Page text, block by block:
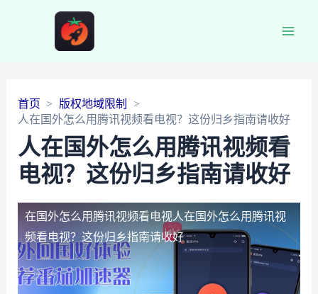
首页
版权地域限制
人在国外怎么用腾讯视频看电视？这份归乡指南请收好
人在国外怎么用腾讯视频看
电视？这份归乡指南请收好
在国外怎么用腾讯视频看电视人在国外怎么用腾讯视
频看电视？这份归乡指南请收好